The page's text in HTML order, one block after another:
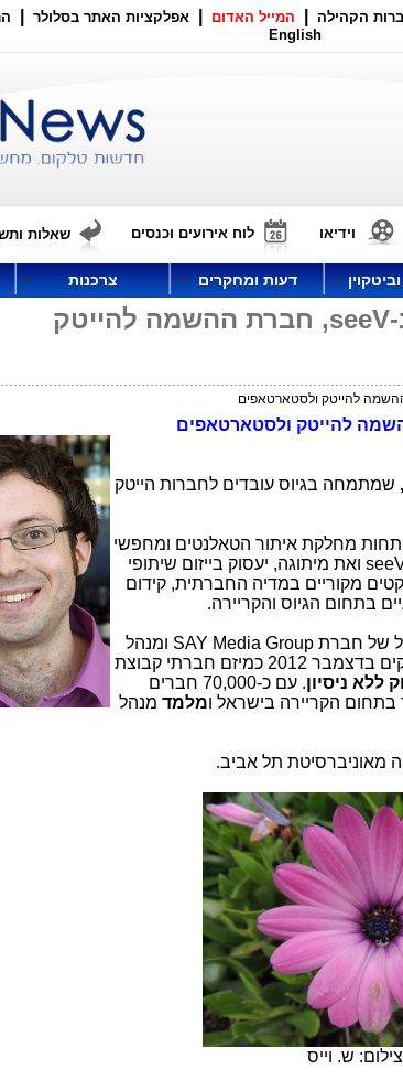
הקהילה המייל האדום אפלקציות האתר בסלולר
English
וידיאו לוח אירועים וכנסים שאלות
דעות ומחקרים צרכנות
יואב מלמד מונה לסמנכ"ל שיווק ב-seeV, חברת ההשמה להייטק
להייטק ולסטארטאפים
, שמתמחה בגיוס עובדים לחברות הייטק
מחלקת איתור הטאלנטים ומחפשי
ואת מיתוגה, יעסוק בייזום שיתופי
מקוריים במדיה החברתית, קידום
בתחום הגיוס והקריירה.
של חברתSAY Media Group ומנהל
. הוא גם הקים בדצמבר 2012 כמיזם חברתי קבוצת
ללא ניסיון
. עם כ-70,000 חברים
בתחום הקריירה בישראל ומלמד מנהל
מאוניברסיטת תל אביב.
צילום: ש. וייס